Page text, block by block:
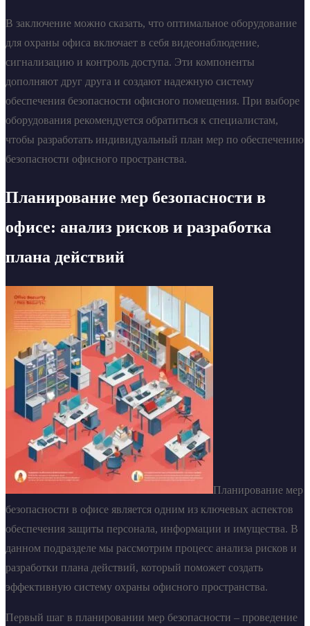
В заключение можно сказать, что оптимальное оборудование
для охраны офиса включает в себя видеонаблюдение,
сигнализацию и контроль доступа. Эти компоненты
дополняют друг друга и создают надежную систему
обеспечения безопасности офисного помещения. При выборе
оборудования рекомендуется обратиться к специалистам,
чтобы разработать индивидуальный план мер по обеспечению
безопасности офисного пространства.
Планирование мер безопасности в
офисе: анализ рисков и разработка
плана действий
Планирование мер
безопасности в офисе является одним из ключевых аспектов
обеспечения защиты персонала, информации и имущества. В
данном подразделе мы рассмотрим процесс анализа рисков и
разработки плана действий, который поможет создать
эффективную систему охраны офисного пространства.
Первый шаг в планировании мер безопасности – проведение